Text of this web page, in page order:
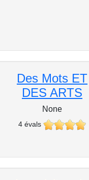
Des Mots ET
DES ARTS
None
4 évals